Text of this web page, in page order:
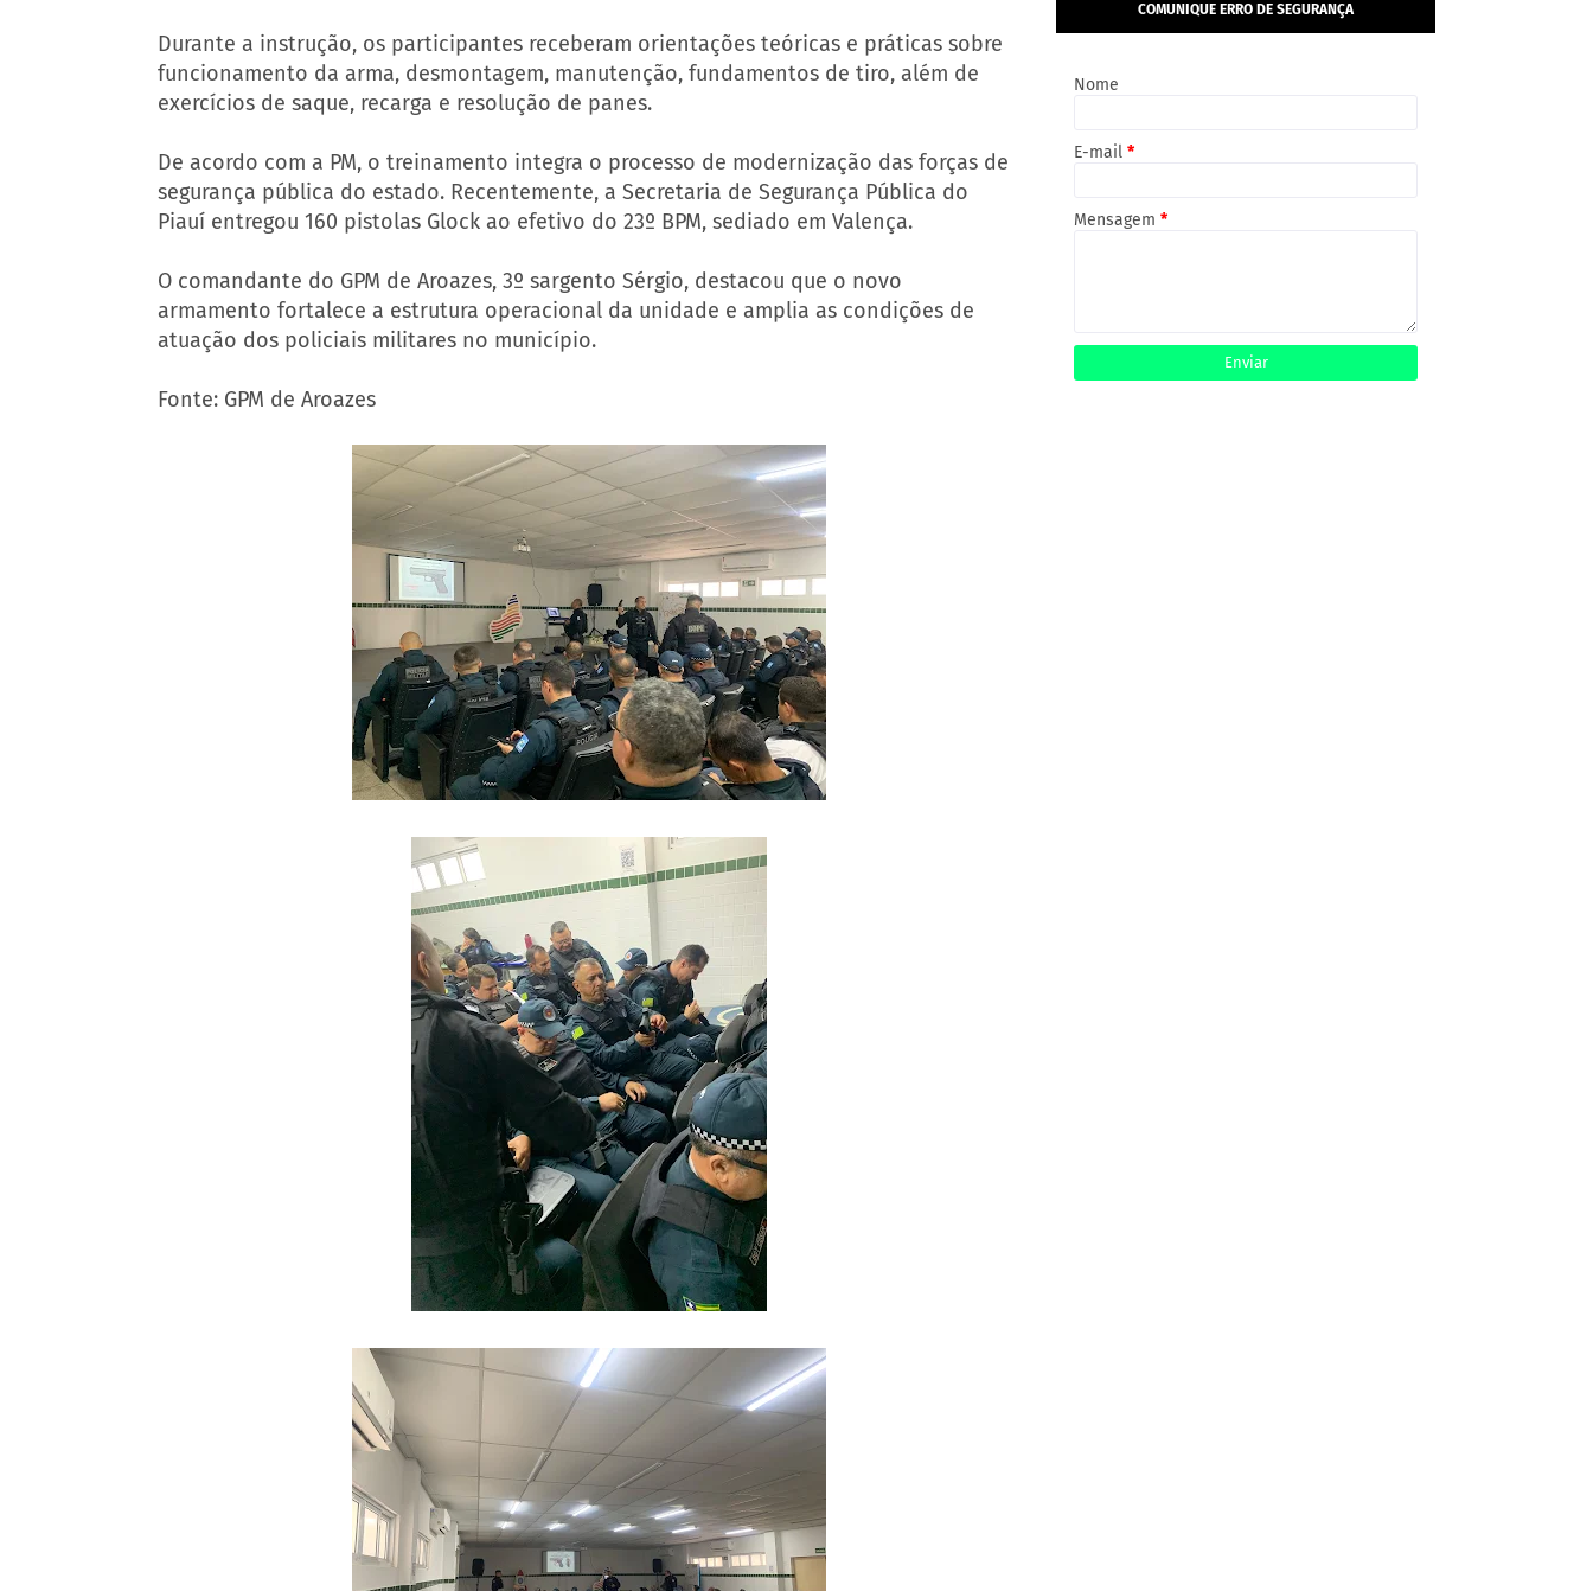
Durante a instrução, os participantes receberam orientações teóricas e práticas sobre
funcionamento da arma, desmontagem, manutenção, fundamentos de tiro, além de
exercícios de saque, recarga e resolução de panes.
De acordo com a PM, o treinamento integra o processo de modernização das forças de
segurança pública do estado. Recentemente, a Secretaria de Segurança Pública do
Piauí entregou 160 pistolas Glock ao efetivo do 23º BPM, sediado em Valença.
O comandante do GPM de Aroazes, 3º sargento Sérgio, destacou que o novo
armamento fortalece a estrutura operacional da unidade e amplia as condições de
atuação dos policiais militares no município.
Fonte: GPM de Aroazes
COMUNIQUE ERRO DE SEGURANÇA
Nome
E-mail *
Mensagem *